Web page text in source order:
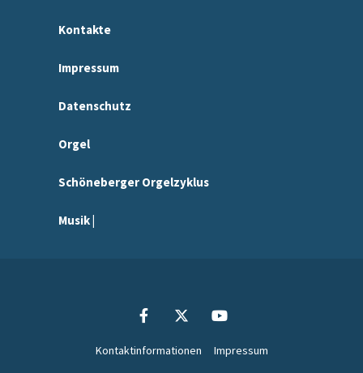
Kontakte
Impressum
Datenschutz
Orgel
Schöneberger Orgelzyklus
Musik |
Kontaktinformationen Impressum